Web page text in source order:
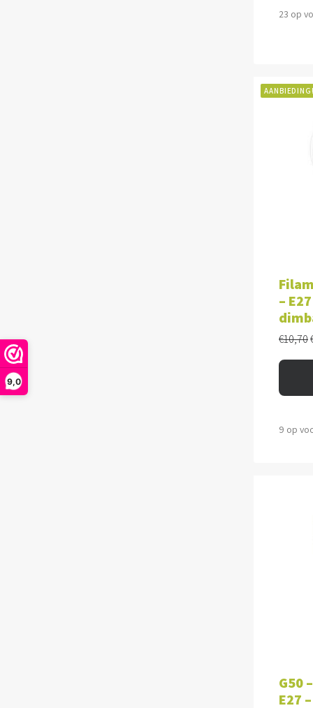
9,0
23 op
AANBIEDING!
–
€10,70
9 op
G50
E27